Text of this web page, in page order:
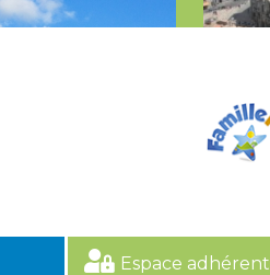
Espace adhérent